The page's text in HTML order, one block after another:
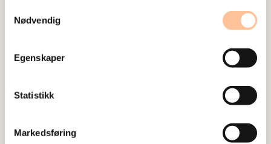
Nødvendig
Egenskaper
Statistikk
Markedsføring
Publikasjoner
Seminarer og arrangementer